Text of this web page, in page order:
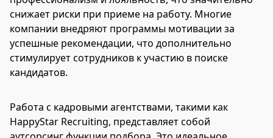
снижает риски при приеме на работу. Многие
компании внедряют программы мотивации за
успешные рекомендации, что дополнительно
стимулирует сотрудников к участию в поиске
кандидатов.
Работа с кадровыми агентствами, такими как
HappyStar Recruiting, представляет собой